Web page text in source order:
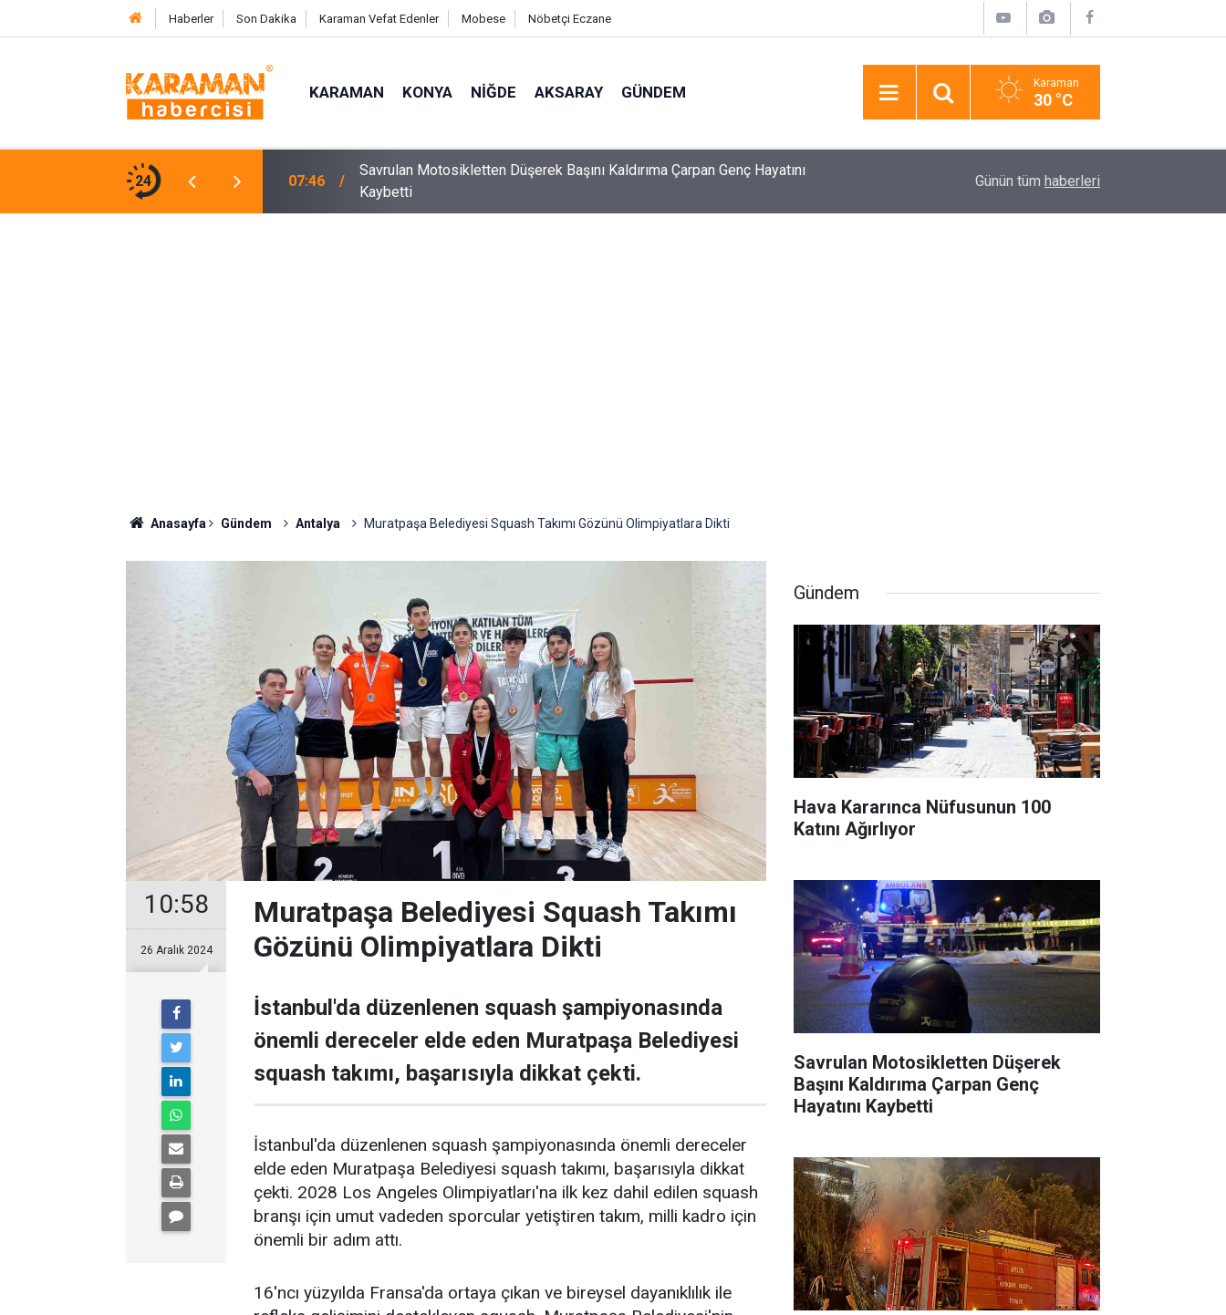
Haberler Son Dakika Karaman Vefat Edenler Mobese Nöbetçi Eczane
KARAMAN KONYA NIĞDE AKSARAY GÜNDEM Karaman
30 °C
24 07:46
Savrulan Motosikletten Düşerek Başını Kaldırıma Çarpan Genç Hayatını
Kaybetti
Niğde’de İki Otomobil Çarpıştı: 4 Yaralı
Günün tüm haberleri
Anasayfa Gündem Antalya Muratpaşa Belediyesi Squash Takımı Gözünü Olimpiyatlara Dikti
10:58
26 Aralık 2024
Muratpaşa Belediyesi Squash Takımı
Gözünü Olimpiyatlara Dikti
İstanbul'da düzenlenen squash şampiyonasında
önemli dereceler elde eden Muratpaşa Belediyesi
squash takımı, başarısıyla dikkat çekti.
İstanbul'da düzenlenen squash şampiyonasında önemli dereceler
elde eden Muratpaşa Belediyesi squash takımı, başarısıyla dikkat
çekti. 2028 Los Angeles Olimpiyatları'na ilk kez dahil edilen squash
branşı için umut vadeden sporcular yetiştiren takım, milli kadro için
önemli bir adım attı.
16'ncı yüzyılda Fransa'da ortaya çıkan ve bireysel dayanıklılık ile
Gündem
Hava Kararınca Nüfusunun 100
Katını Ağırlıyor
Savrulan Motosikletten Düşerek
Başını Kaldırıma Çarpan Genç
Hayatını Kaybetti